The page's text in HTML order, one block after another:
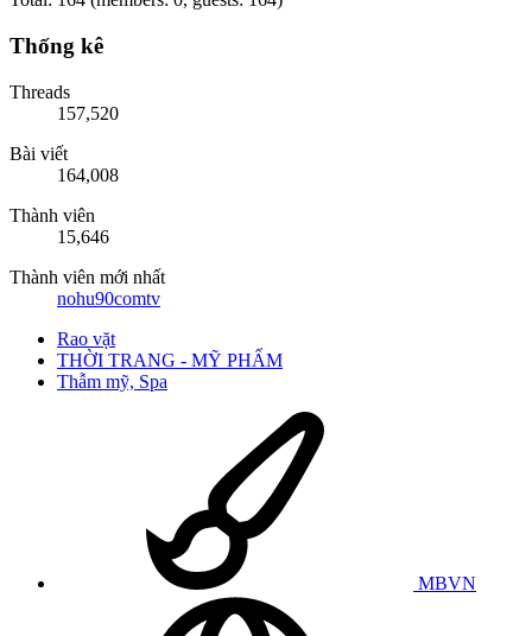
Thống kê
Threads
157,520
Bài viết
164,008
Thành viên
15,646
Thành viên mới nhất
nohu90comtv
Rao vặt
THỜI TRANG - MỸ PHẨM
Thẫm mỹ, Spa
MBVN